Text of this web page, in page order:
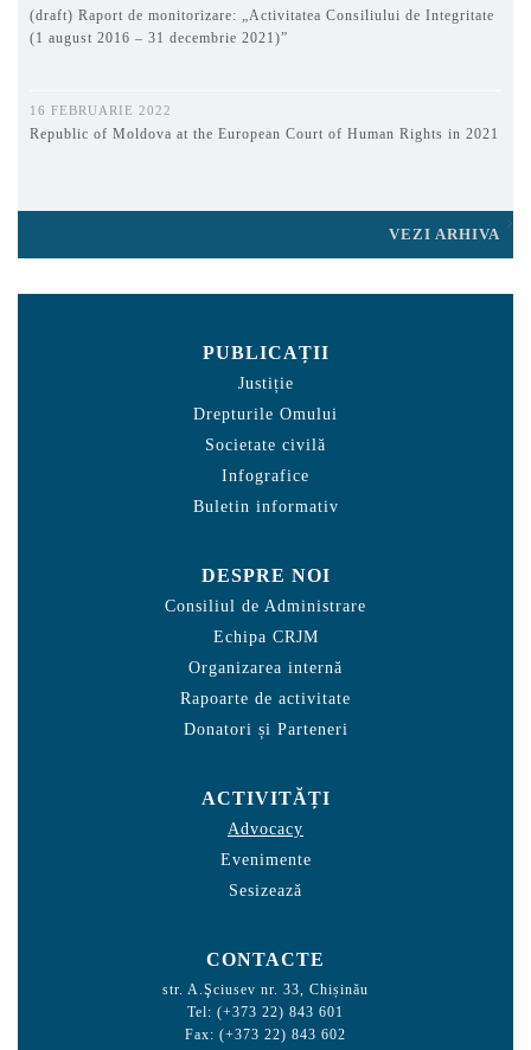
(draft) Raport de monitorizare: „Activitatea Consiliului de Integritate
(1 august 2016 – 31 decembrie 2021)”
16 FEBRUARIE 2022
Republic of Moldova at the European Court of Human Rights in 2021
VEZI ARHIVA
PUBLICAȚII
Justiție
Drepturile Omului
Societate civilă
Infografice
Buletin informativ
DESPRE NOI
Consiliul de Administrare
Echipa CRJM
Organizarea internă
Rapoarte de activitate
Donatori și Parteneri
ACTIVITĂȚI
Advocacy
Evenimente
Sesizează
CONTACTE
str. A.Şciusev nr. 33, Chișinău
Tel: (+373 22) 843 601
Fax: (+373 22) 843 602